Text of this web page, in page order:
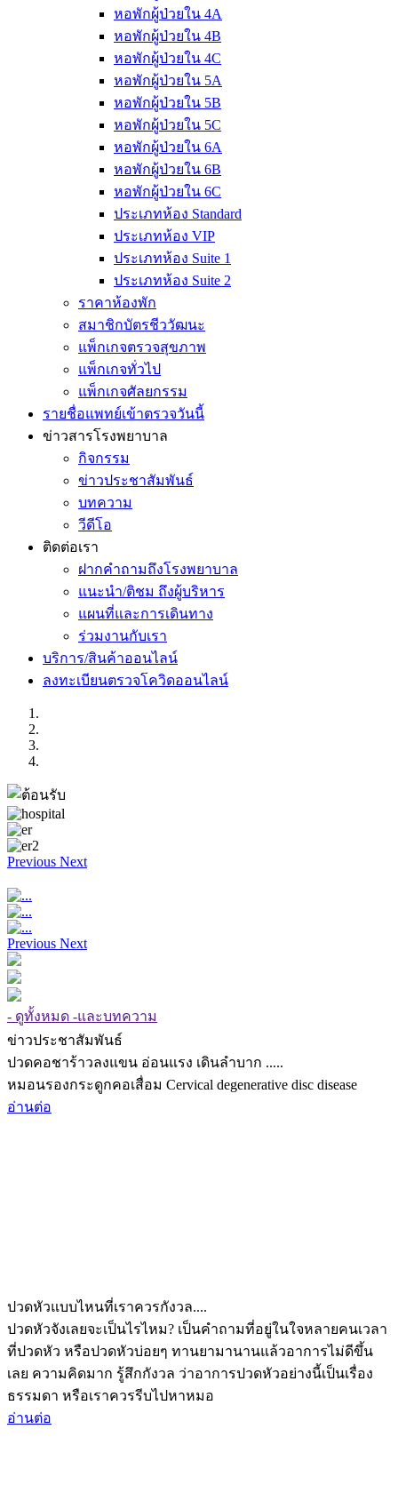
หอพักผู้ป่วยใน 4A
หอพักผู้ป่วยใน 4B
หอพักผู้ป่วยใน 4C
หอพักผู้ป่วยใน 5A
หอพักผู้ป่วยใน 5B
หอพักผู้ป่วยใน 5C
หอพักผู้ป่วยใน 6A
หอพักผู้ป่วยใน 6B
หอพักผู้ป่วยใน 6C
ประเภทห้อง Standard
ประเภทห้อง VIP
ประเภทห้อง Suite 1
ประเภทห้อง Suite 2
ราคาห้องพัก
สมาชิกบัตรชีววัฒนะ
แพ็กเกจตรวจสุขภาพ
แพ็กเกจทั่วไป
แพ็กเกจศัลยกรรม
รายชื่อแพทย์เข้าตรวจวันนี้
ข่าวสารโรงพยาบาล
กิจกรรม
ข่าวประชาสัมพันธ์
บทความ
วีดีโอ
ติดต่อเรา
ฝากคำถามถึงโรงพยาบาล
แนะนำ/ติชม ถึงผู้บริหาร
แผนที่และการเดินทาง
ร่วมงานกับเรา
บริการ/สินค้าออนไลน์
ลงทะเบียนตรวจโควิดออนไลน์
Previous Next
Previous Next
- ดูทั้งหมด -และบทความ
ข่าวประชาสัมพันธ์
ปวดคอชาร้าวลงแขน อ่อนแรง เดินลำบาก .....
หมอนรองกระดูกคอเสื่อม Cervical degenerative disc disease
อ่านต่อ
ปวดหัวแบบไหนที่เราควรกังวล....
ปวดหัวจังเลยจะเป็นไรไหม? เป็นคำถามที่อยู่ในใจหลายคนเวลา
ที่ปวดหัว หรือปวดหัวบ่อยๆ ทานยามานานแล้วอาการไม่ดีขึ้น
เลย ความคิดมาก รู้สึกกังวล ว่าอาการปวดหัวอย่างนี้เป็นเรื่อง
ธรรมดา หรือเราควรรีบไปหาหมอ
อ่านต่อ